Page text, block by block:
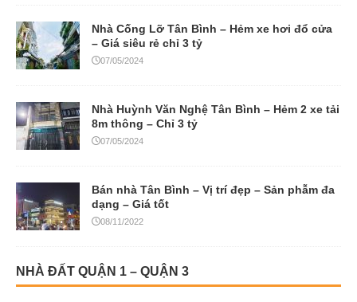
Nhà Cống Lỡ Tân Bình – Hẻm xe hơi đổ cửa
– Giá siêu rẻ chỉ 3 tỷ
07/05/2024
Nhà Huỳnh Văn Nghệ Tân Bình – Hẻm 2 xe tải
8m thông – Chỉ 3 tỷ
07/05/2024
Bán nhà Tân Bình – Vị trí đẹp – Sản phẫm đa
dạng – Giá tốt
08/11/2022
NHÀ ĐẤT QUẬN 1 – QUẬN 3